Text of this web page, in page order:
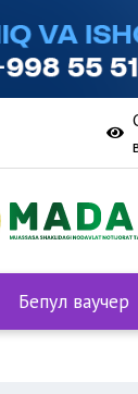
Бепул ваучер